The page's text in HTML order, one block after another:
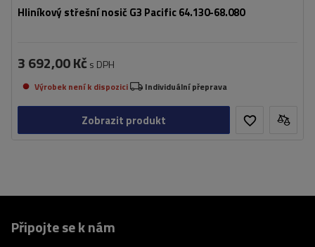
Hliníkový střešní nosič G3 Pacific 64.130-68.080
3 692,00 Kč s DPH
Výrobek není k dispozici Individuální přeprava
Zobrazit produkt
Připojte se k nám